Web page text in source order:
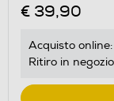
€ 39,90
Acquisto online:
Ritiro in